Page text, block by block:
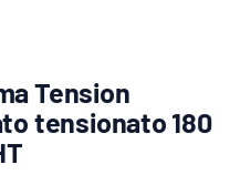
Tension
tensionato 180